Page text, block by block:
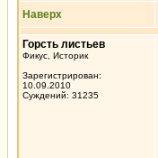
Наверх
Горсть листьев
Фикус, Историк
Зарегистрирован:
10.09.2010
Суждений: 31235